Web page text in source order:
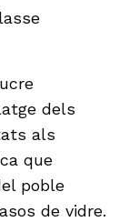
dels
als
que
poble
de vidre.